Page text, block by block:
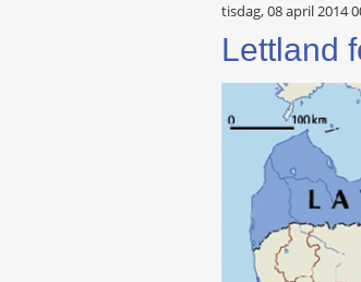
tisdag, 08 april 2014
Lettland